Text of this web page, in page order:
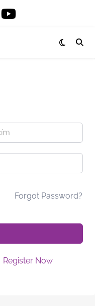
Forgot Password?
Register Now